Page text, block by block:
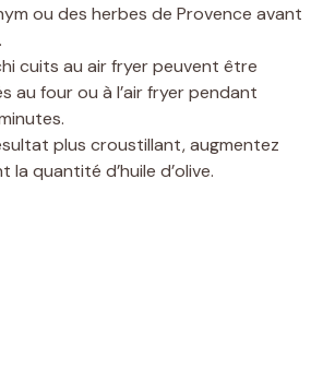
ou des herbes de Provence avant
cuits au air fryer peuvent être
au four ou à l’air fryer pendant
plus croustillant, augmentez
la quantité d’huile d’olive.